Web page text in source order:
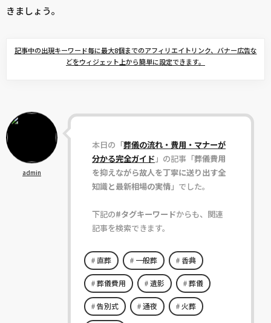
きましょう。
記事中の出現キーワード毎に最大8個までのアフィリエイトリンク、バナー広告な
どをウィジェット上から簡単に設定できます。
admin
本日の「葬儀の流れ・費用・マナーが
分かる完全ガイド 」の記事「葬儀費用
を抑えながら故人を丁寧に送り出す全
知識と最新相場の実情」でした。
下記の#タグキーワードからも、関連
記事を検索できます。
直葬 一般葬 香典
葬儀費用 遺影 葬儀
告別式 通夜 火葬